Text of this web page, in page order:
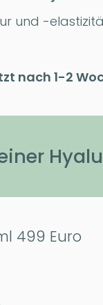
und -
nach 1-2
499 Euro